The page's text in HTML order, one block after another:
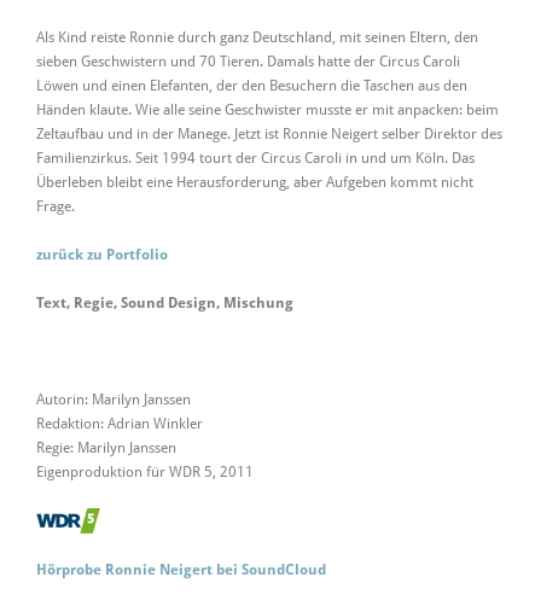
Als Kind reiste Ronnie durch ganz Deutschland, mit seinen Eltern, den
sieben Geschwistern und 70 Tieren. Damals hatte der Circus Caroli
Löwen und einen Elefanten, der den Besuchern die Taschen aus den
Händen klaute. Wie alle seine Geschwister musste er mit anpacken: beim
Zeltaufbau und in der Manege. Jetzt ist Ronnie Neigert selber Direktor des
Familienzirkus. Seit 1994 tourt der Circus Caroli in und um Köln. Das
Überleben bleibt eine Herausforderung, aber Aufgeben kommt nicht
Frage.
zurück zu Portfolio
Text, Regie, Sound Design, Mischung
Autorin: Marilyn Janssen
Redaktion: Adrian Winkler
Regie: Marilyn Janssen
Eigenproduktion für WDR 5, 2011
Hörprobe Ronnie Neigert bei SoundCloud